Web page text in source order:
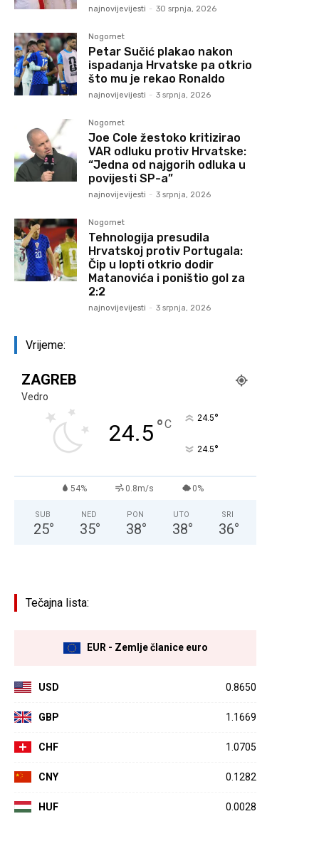
najnovijevijesti - 30 srpnja, 2026
Nogomet
Petar Sučić plakao nakon
ispadanja Hrvatske pa otkrio
što mu je rekao Ronaldo
najnovijevijesti - 3 srpnja, 2026
Nogomet
Joe Cole žestoko kritizirao
VAR odluku protiv Hrvatske:
“Jedna od najgorih odluka u
povijesti SP-a”
najnovijevijesti - 3 srpnja, 2026
Nogomet
Tehnologija presudila
Hrvatskoj protiv Portugala:
Čip u lopti otkrio dodir
Matanovića i poništio gol za
2:2
najnovijevijesti - 3 srpnja, 2026
Vrijeme:
ZAGREB
Vedro
24.5°C 24.5°
24.5°
54% 0.8m/s 0%
SUB
25°
NED
35°
PON
38°
UTO
38°
SRI
36°
Tečajna lista:
EUR - Zemlje članice euro
USD 0.8650
GBP 1.1669
CHF 1.0705
CNY 0.1282
HUF 0.0028